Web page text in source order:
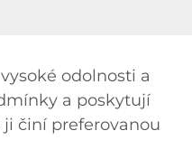
odolnosti a
a poskytují
činí preferovanou